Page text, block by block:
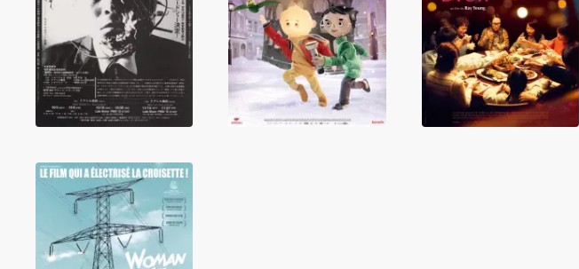
Tetsuo
Tony, Shelly et la
lumière magique
Tout ira bien